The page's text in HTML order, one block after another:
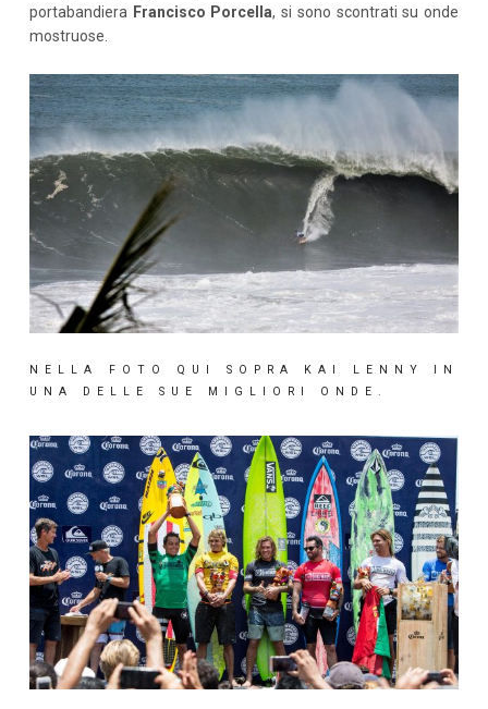
portabandiera Francisco Porcella, si sono scontrati su onde
mostruose.
NELLA FOTO QUI SOPRA KAI LENNY IN
UNA DELLE SUE MIGLIORI ONDE.